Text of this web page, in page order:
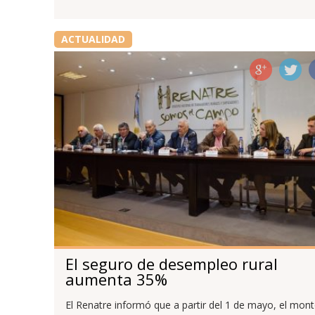
ACTUALIDAD
El seguro de desempleo rural
aumenta 35%
El Renatre informó que a partir del 1 de mayo, el